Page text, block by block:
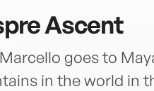
Ascent
goes to
in the world in